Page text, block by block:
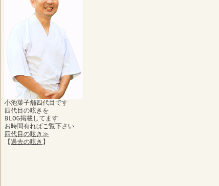
小池菓子舗四代目です
四代目の呟きを
BLOG掲載してます
お時間有ればご覧下さい
四代目の呟き≫
【過去の呟き 】